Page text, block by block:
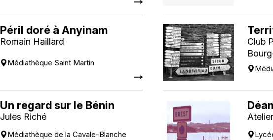
Péril doré à Anyinam
Romain Haillard
Médiathèque Saint Martin
Club
Un regard sur le Bénin
Jules Riché
Médiathèque de la Cavale-Blanche